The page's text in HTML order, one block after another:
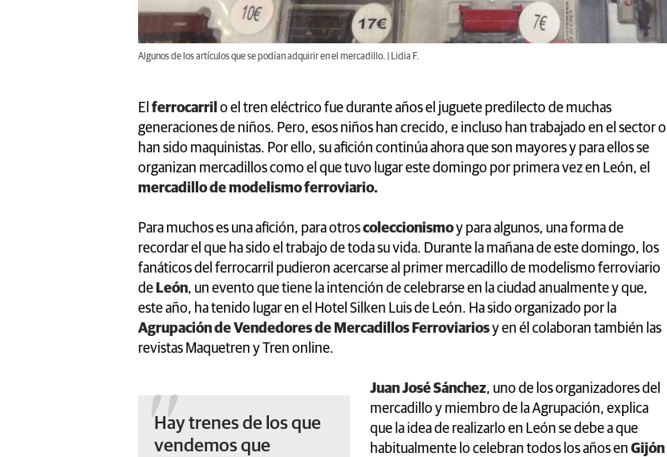
Algunos de los artículos que se podían adquirir en el mercadillo. | Lidia F.
El ferrocarril o el tren eléctrico fue durante años el juguete predilecto de muchas
generaciones de niños. Pero, esos niños han crecido, e incluso han trabajado en el sector o
han sido maquinistas. Por ello, su afición continúa ahora que son mayores y para ellos se
organizan mercadillos como el que tuvo lugar este domingo por primera vez en León, el
mercadillo de modelismo ferroviario.
Para muchos es una afición, para otroscoleccionismoy para algunos, una forma de
recordar el que ha sido el trabajo de toda su vida. Durante la mañana de este domingo, los
fanáticos del ferrocarril pudieron acercarse al primer mercadillo de modelismo ferroviario
de León, un evento que tiene la intención de celebrarse en la ciudad anualmente y que,
este año, ha tenido lugar en el Hotel Silken Luis de León. Ha sido organizado por la
Agrupación de Vendedores de Mercadillos Ferroviariosy en él colaboran también las
revistas Maquetren y Tren online.
Hay trenes de los que
vendemos que
Juan José Sánchez, uno de los organizadores del
mercadillo y miembro de la Agrupación, explica
que la idea de realizarlo en León se debe a que
habitualmente lo celebran todos los años en Gijón